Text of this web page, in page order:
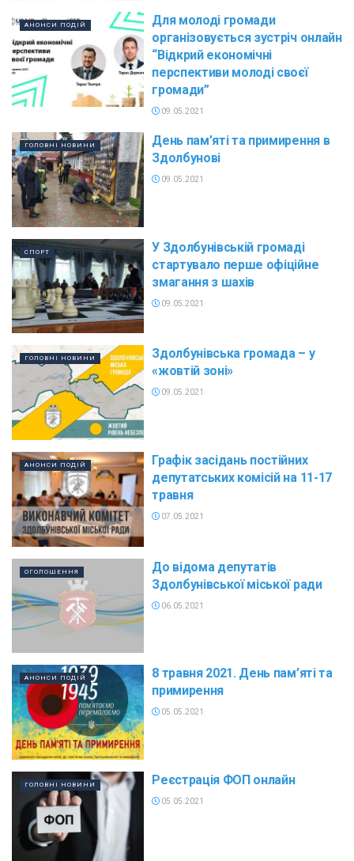
АНОНСИ ПОДІЙ
Для молоді громади
організовується зустріч онлайн
“Відкрий економічні
перспективи молоді своєї
громади”
09.05.2021
ГОЛОВНІ НОВИНИ
День пам’яті та примирення в
Здолбунові
09.05.2021
СПОРТ
У Здолбунівській громаді
стартувало перше офіційне
змагання з шахів
09.05.2021
ГОЛОВНІ НОВИНИ
Здолбунівська громада – у
«жовтій зоні»
09.05.2021
АНОНСИ ПОДІЙ
Графік засідань постійних
депутатських комісій на 11-17
травня
07.05.2021
ОГОЛОШЕННЯ
До відома депутатів
Здолбунівської міської ради
06.05.2021
АНОНСИ ПОДІЙ
8 травня 2021. День пам’яті та
примирення
05.05.2021
ГОЛОВНІ НОВИНИ Реєстрація ФОП онлайн
05.05.2021